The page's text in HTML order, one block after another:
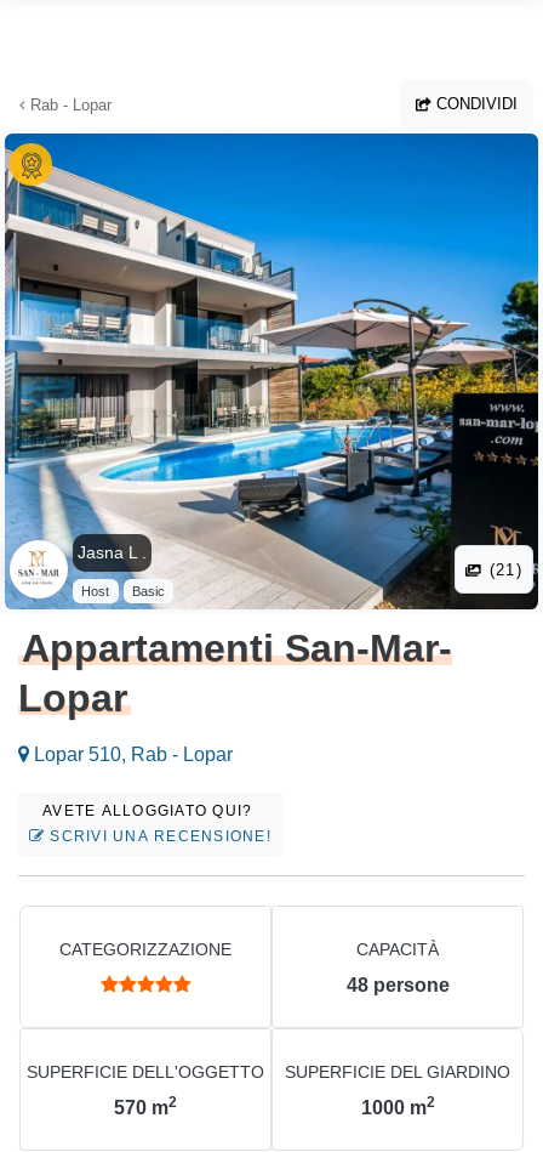
Rab - Lopar CONDIVIDI
Jasna L .
Host Basic
(21)
Appartamenti San-Mar-
Lopar
Lopar 510, Rab - Lopar
AVETE ALLOGGIATO QUI?
SCRIVI UNA RECENSIONE!
CATEGORIZZAZIONE CAPACITÀ
48 persone
SUPERFICIE DELL'OGGETTO
570 m2
SUPERFICIE DEL GIARDINO
1000 m2